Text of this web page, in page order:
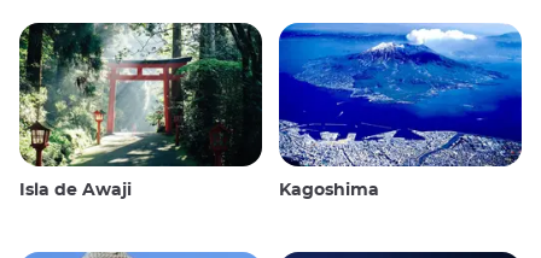
Isla de Awaji Kagoshima